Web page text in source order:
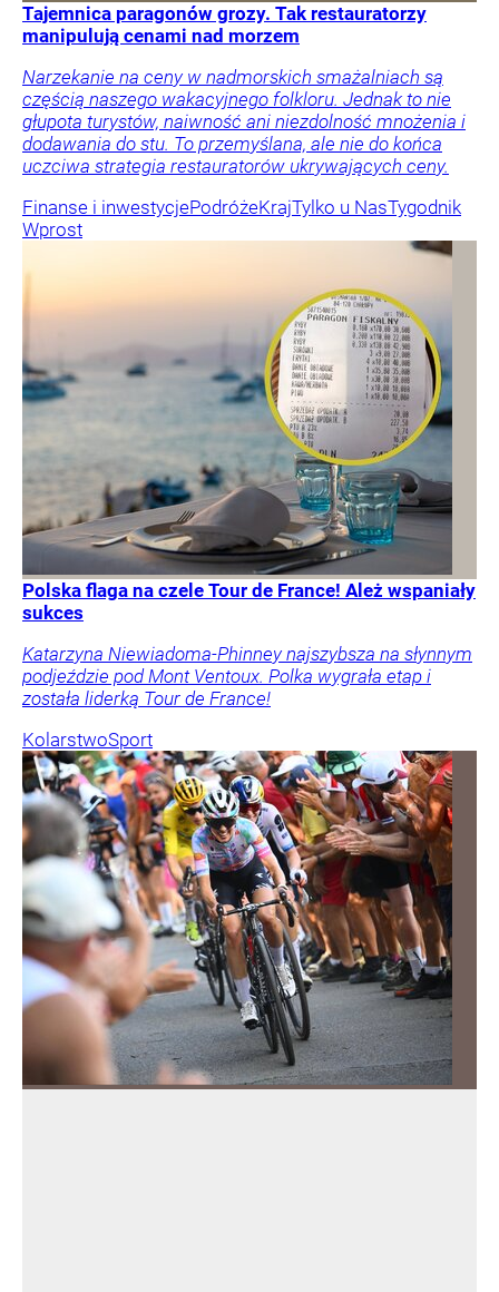
Tajemnica paragonów grozy. Tak restauratorzy
manipulują cenami nad morzem
Narzekanie na ceny w nadmorskich smażalniach są
częścią naszego wakacyjnego folkloru. Jednak to nie
głupota turystów, naiwność ani niezdolność mnożenia i
dodawania do stu. To przemyślana, ale nie do końca
uczciwa strategia restauratorów ukrywających ceny.
Finanse i inwestycjePodróżeKrajTylko u NasTygodnik
Wprost
Polska flaga na czele Tour de France! Ależ wspaniały
sukces
Katarzyna Niewiadoma-Phinney najszybsza na słynnym
podjeździe pod Mont Ventoux. Polka wygrała etap i
została liderką Tour de France!
KolarstwoSport